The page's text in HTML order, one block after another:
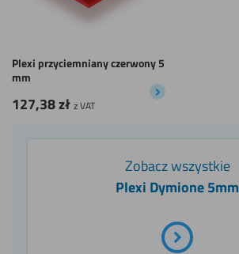
Plexi przyciemniany czerwony 5
mm
127,38zł z VAT
Zobacz wszystkie
Plexi Dymione 5mm